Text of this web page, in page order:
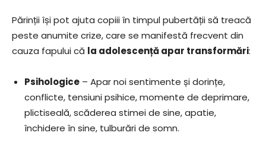
Părinții își pot ajuta copiii în timpul pubertății să treacă
peste anumite crize, care se manifestă frecvent din
cauza fapului că la adolescență apar transformări:
Psihologice – Apar noi sentimente și dorințe,
conflicte, tensiuni psihice, momente de deprimare,
plictiseală, scăderea stimei de sine, apatie,
închidere în sine, tulburări de somn.